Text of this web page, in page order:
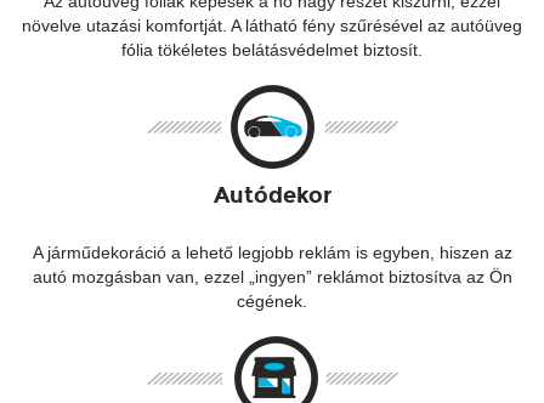
növelve utazási komfortját. A látható fény szűrésével az autóüveg
fólia tökéletes belátásvédelmet biztosít.
Autódekor
A járműdekoráció a lehető legjobb reklám is egyben, hiszen az
autó mozgásban van, ezzel „ingyen” reklámot biztosítva az Ön
cégének.